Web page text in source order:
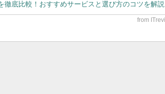
徹底比較！おすすめサービスと選び方のコツを解説